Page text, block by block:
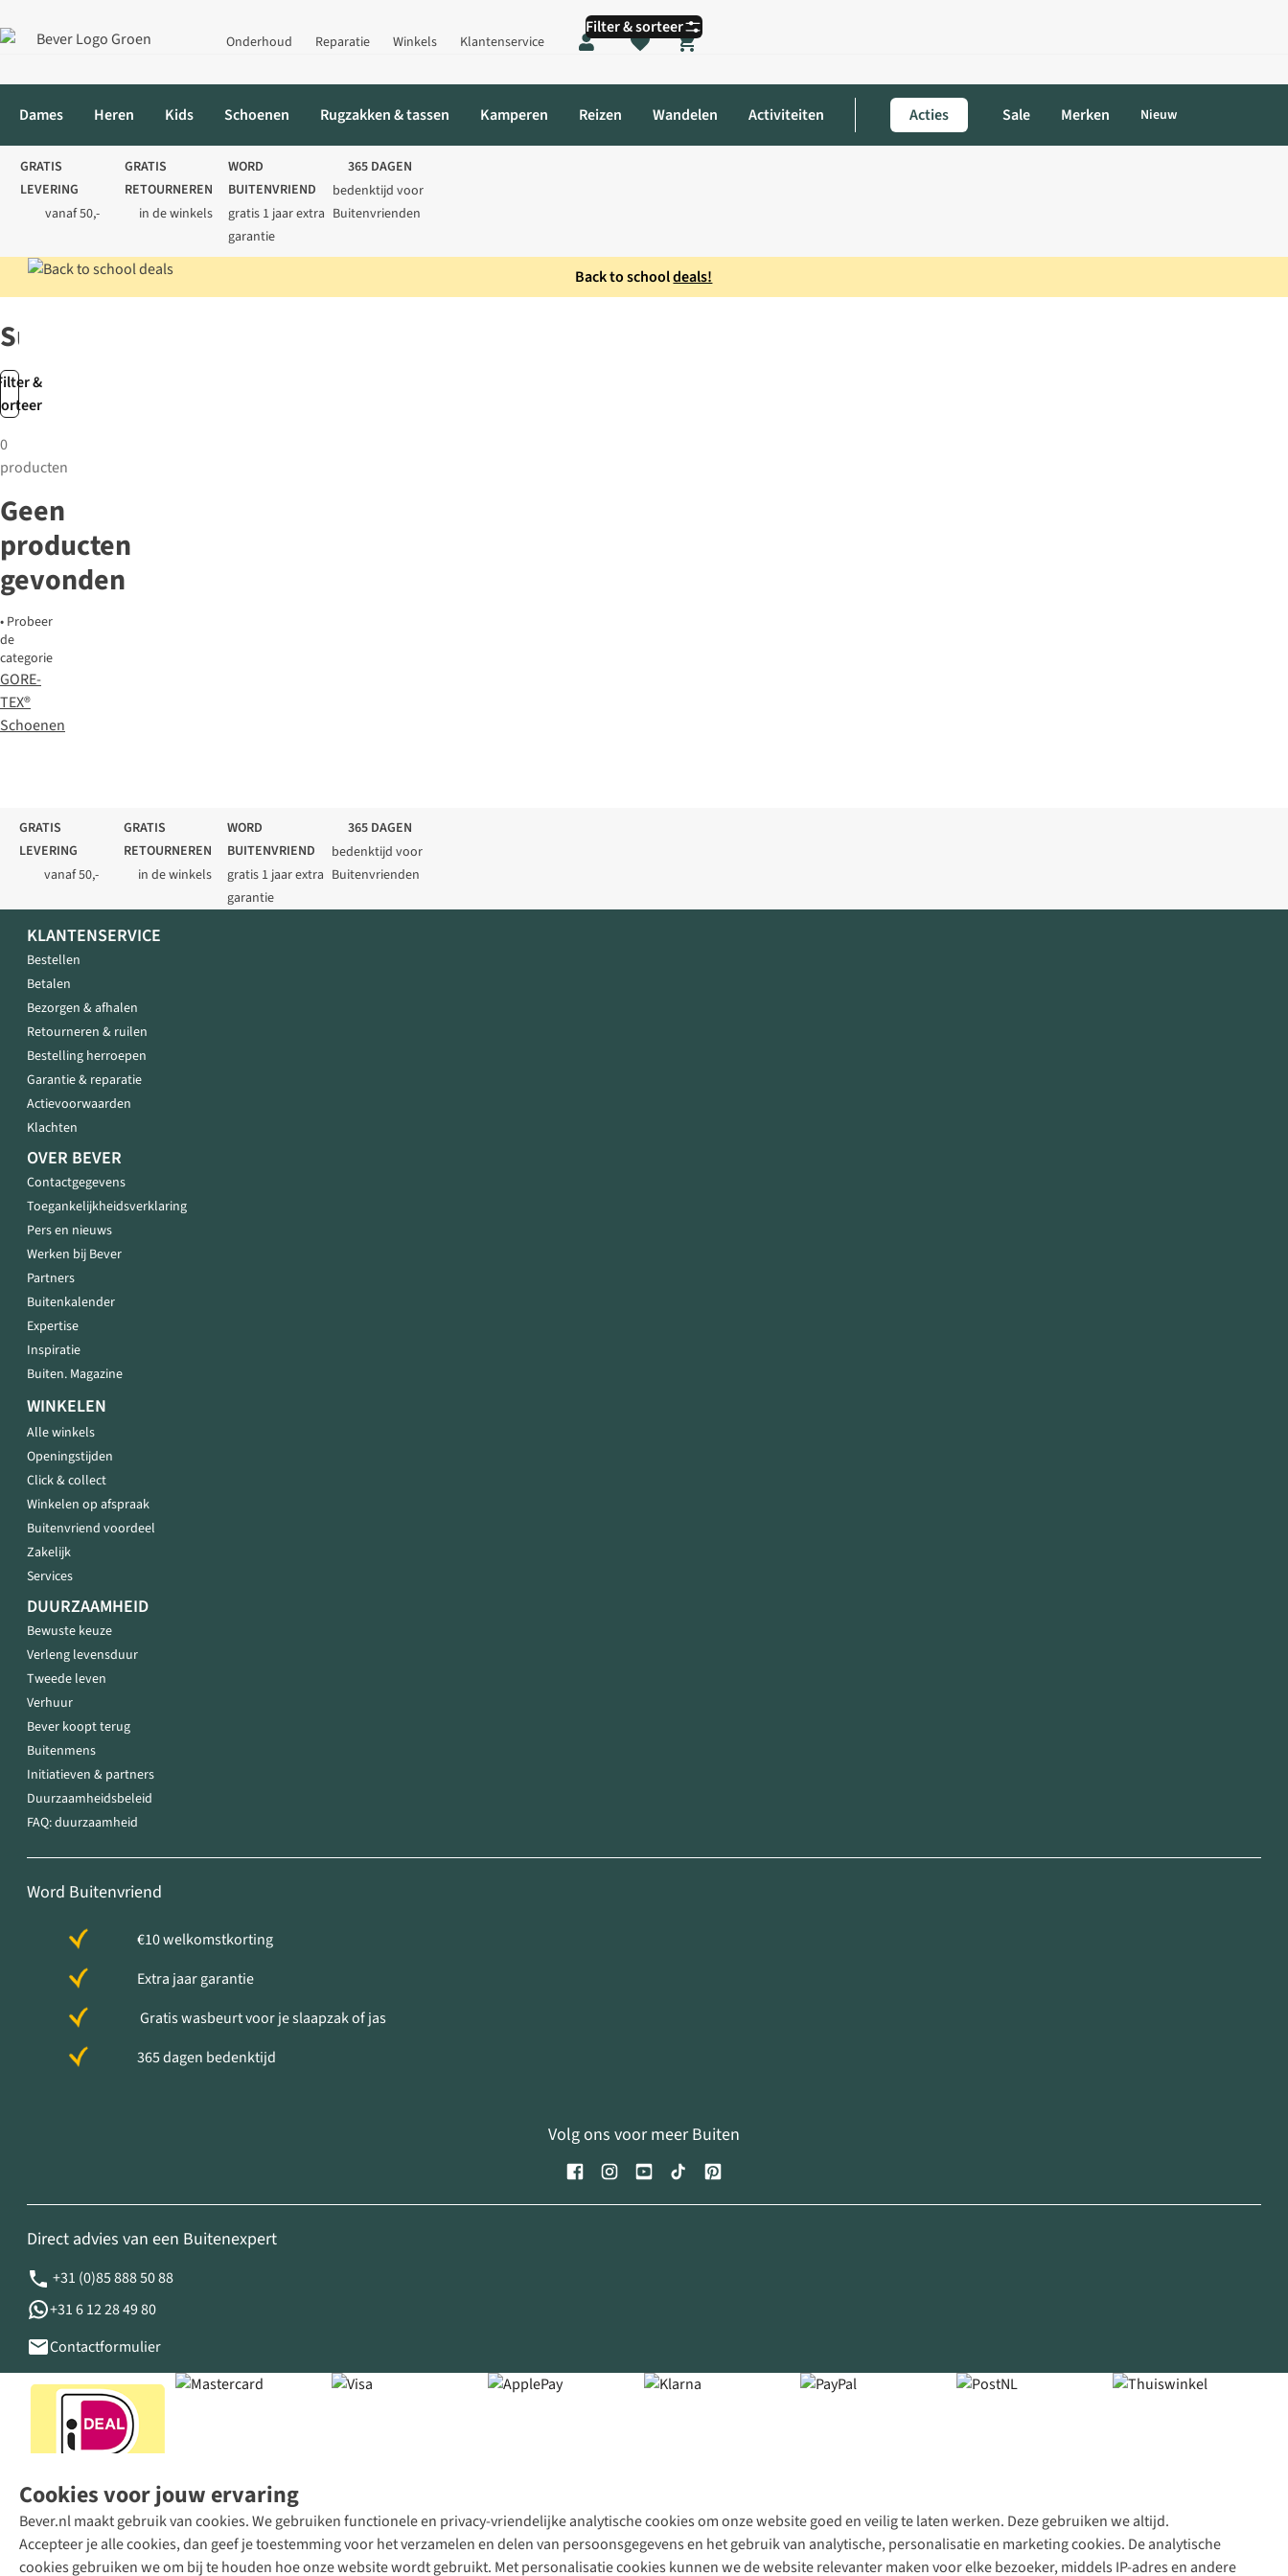
Onderhoud Reparatie Winkels Klantenservice
Shopping cart
Dames Heren Kids Schoenen Rugzakken & tassen Kamperen Reizen Wandelen Activiteiten Acties Sale Merken Nieuw
GRATIS
LEVERING
vanaf 50,-
GRATIS
RETOURNEREN
in de winkels
WORD
BUITENVRIEND
gratis 1 jaar extra
garantie
365 DAGEN
bedenktijd voor
Buitenvrienden
Back to schooldeals!
&
Filter & sorteer
Surround
0
producten
Geen
producten
gevonden
• Probeer
de
categorie
GORE-
TEX®
Schoenen
Cookies voor jouw ervaring
Bever.nl maakt gebruik van cookies. We gebruiken functionele en privacy-vriendelijke analytische cookies om onze website goed en veilig te laten werken. Deze gebruiken we altijd.
Accepteer je alle cookies, dan geef je toestemming voor het verzamelen en delen van persoonsgegevens en het gebruik van analytische, personalisatie en marketing cookies. De analytische
cookies gebruiken we om bij te houden hoe onze website wordt gebruikt. Met personalisatie cookies kunnen we de website relevanter maken voor elke bezoeker, middels IP-adres en andere
GRATIS
LEVERING
vanaf 50,-
GRATIS
RETOURNEREN
in de winkels
WORD
BUITENVRIEND
gratis 1 jaar extra
garantie
365 DAGEN
bedenktijd voor
Buitenvrienden
KLANTENSERVICE
Bestellen
Betalen
Bezorgen & afhalen
Retourneren & ruilen
Bestelling herroepen
Garantie & reparatie
Actievoorwaarden
Klachten
OVER BEVER
Contactgegevens
Toegankelijkheidsverklaring
Pers en nieuws
Werken bij Bever
Partners
Buitenkalender
Expertise
Inspiratie
Buiten. Magazine
WINKELEN
Alle winkels
Openingstijden
Click & collect
Winkelen op afspraak
Buitenvriend voordeel
Zakelijk
Services
DUURZAAMHEID
Bewuste keuze
Verleng levensduur
Tweede leven
Verhuur
Bever koopt terug
Buitenmens
Initiatieven & partners
Duurzaamheidsbeleid
FAQ: duurzaamheid
Word Buitenvriend
€10 welkomstkorting
Extra jaar garantie
Gratis wasbeurt voor je slaapzak of jas
365 dagen bedenktijd
Volg ons voor meer Buiten
Direct advies van een Buitenexpert
+31 (0)85 888 50 88
+31 6 12 28 49 80
Contactformulier